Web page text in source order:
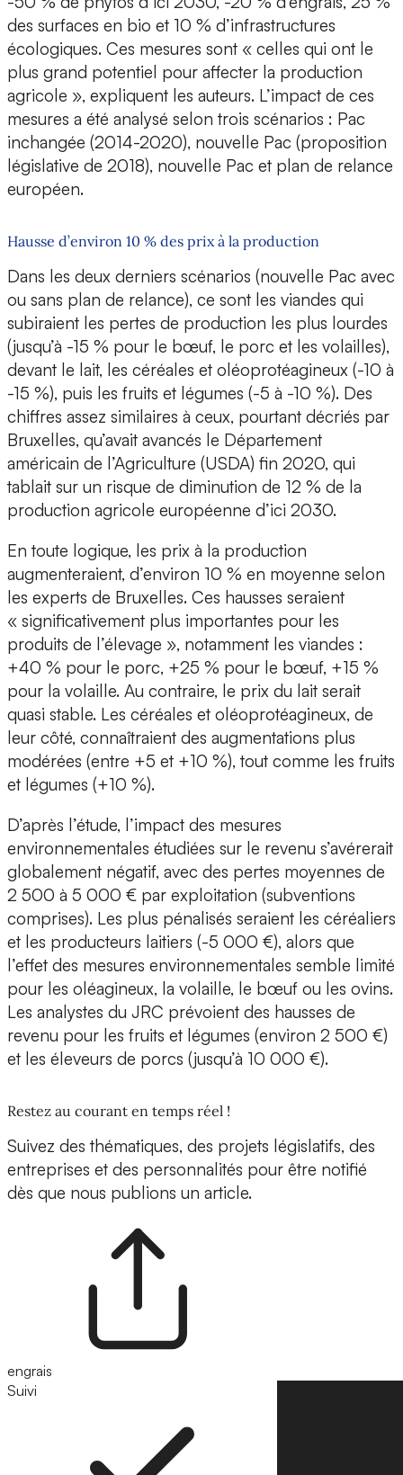
des surfaces en bio et 10 % d’infrastructures
écologiques. Ces mesures sont « celles qui ont le
plus grand potentiel pour affecter la production
agricole », expliquent les auteurs. L’impact de ces
mesures a été analysé selon trois scénarios : Pac
inchangée (2014-2020), nouvelle Pac (proposition
législative de 2018), nouvelle Pac et plan de relance
européen.
Hausse d’environ 10 % des prix à la production
Dans les deux derniers scénarios (nouvelle Pac avec
ou sans plan de relance), ce sont les viandes qui
subiraient les pertes de production les plus lourdes
(jusqu’à -15 % pour le bœuf, le porc et les volailles),
devant le lait, les céréales et oléoprotéagineux (-10 à
-15 %), puis les fruits et légumes (-5 à -10 %). Des
chiffres assez similaires à ceux, pourtant décriés par
Bruxelles, qu’avait avancés le Département
américain de l’Agriculture (USDA) fin 2020, qui
tablait sur un risque de diminution de 12 % de la
production agricole européenne d’ici 2030.
En toute logique, les prix à la production
augmenteraient, d’environ 10 % en moyenne selon
les experts de Bruxelles. Ces hausses seraient
« significativement plus importantes pour les
produits de l’élevage », notamment les viandes :
+40 % pour le porc, +25 % pour le bœuf, +15 %
pour la volaille. Au contraire, le prix du lait serait
quasi stable. Les céréales et oléoprotéagineux, de
leur côté, connaîtraient des augmentations plus
modérées (entre +5 et +10 %), tout comme les fruits
et légumes (+10 %).
D’après l’étude, l’impact des mesures
environnementales étudiées sur le revenu s’avérerait
globalement négatif, avec des pertes moyennes de
2 500 à 5 000 € par exploitation (subventions
comprises). Les plus pénalisés seraient les céréaliers
et les producteurs laitiers (-5 000 €), alors que
l’effet des mesures environnementales semble limité
pour les oléagineux, la volaille, le bœuf ou les ovins.
Les analystes du JRC prévoient des hausses de
revenu pour les fruits et légumes (environ 2 500 €)
et les éleveurs de porcs (jusqu’à 10 000 €).
Restez au courant en temps réel !
Suivez des thématiques, des projets législatifs, des
entreprises et des personnalités pour être notifié
dès que nous publions un article.
engrais
Suivi